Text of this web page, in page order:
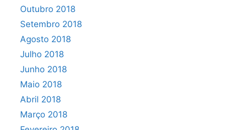
Outubro 2018
Setembro 2018
Agosto 2018
Julho 2018
Junho 2018
Maio 2018
Abril 2018
Março 2018